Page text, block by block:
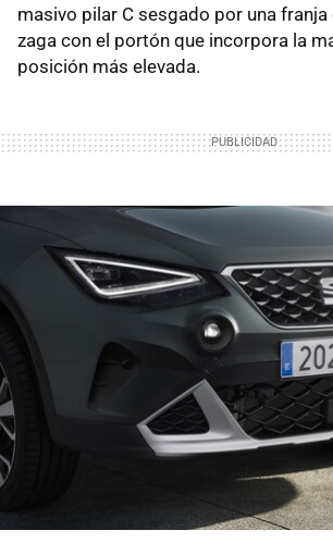
masivo pilar C sesgado por una franja
zaga con el portón que incorpora la
posición más elevada.